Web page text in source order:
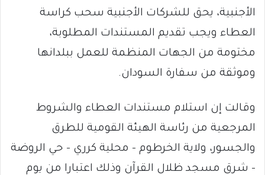
الأجنبية، يحق للشركات الأجنبية سحب كراسة
العطاء ويجب تقديم المستندات المطلوبة،
مختومة من الجهات المنظمة للعمل ببلدانها
وموثقة من سفارة السودان.
وقالت إن استلام مستندات العطاء والشروط
المرجعية من رئاسة الهيئة القومية للطرق
والجسور، ولاية الخرطوم – محلية كرري – حي الروضة
– شرق مسجد ظلال القرآن وذلك اعتبارا من يوم